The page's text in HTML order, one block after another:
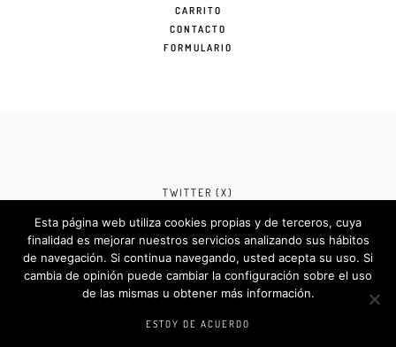
CARRITO
CONTACTO
FORMULARIO
TWITTER (X)
FACEBOOK (META)
INSTAGRAM
Rotulosdecorativos.com © 2024. Diseño &
Codigos porCreatelo.com.es
Esta página web utiliza cookies propias y de terceros, cuya
finalidad es mejorar nuestros servicios analizando sus hábitos
de navegación. Si continua navegando, usted acepta su uso. Si
cambia de opinión puede cambiar la configuración sobre el uso
de las mismas u obtener más información.
ESTOY DE ACUERDO